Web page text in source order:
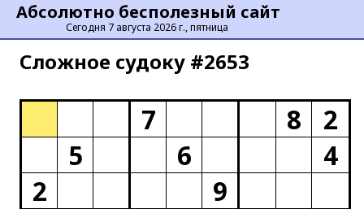
Абсолютно бесполезный сайт
Сегодня 7 августа 2026 г., пятница
Сложное cудоку #2653
7 8
2
5
6
4
2
9